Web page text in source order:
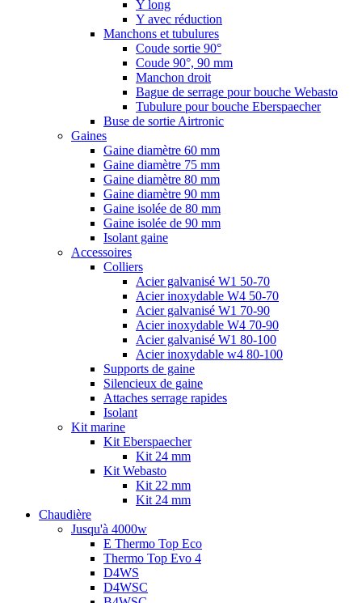
Y long
Y avec réduction
Manchons et tubulures
Coude sortie 90°
Coude 90°, 90 mm
Manchon droit
Bague de serrage pour bouche Webasto
Tubulure pour bouche Eberspaecher
Buse de sortie Airtronic
Gaines
Gaine diamètre 60 mm
Gaine diamètre 75 mm
Gaine diamètre 80 mm
Gaine diamètre 90 mm
Gaine isolée de 80 mm
Gaine isolée de 90 mm
Isolant gaine
Accessoires
Colliers
Acier galvanisé W1 50-70
Acier inoxydable W4 50-70
Acier galvanisé W1 70-90
Acier inoxydable W4 70-90
Acier galvanisé W1 80-100
Acier inoxydable w4 80-100
Supports de gaine
Silencieux de gaine
Attaches serrage rapides
Isolant
Kit marine
Kit Eberspaecher
Kit 24 mm
Kit Webasto
Kit 22 mm
Kit 24 mm
Chaudière
Jusqu'à 4000w
E Thermo Top Eco
Thermo Top Evo 4
D4WS
D4WSC